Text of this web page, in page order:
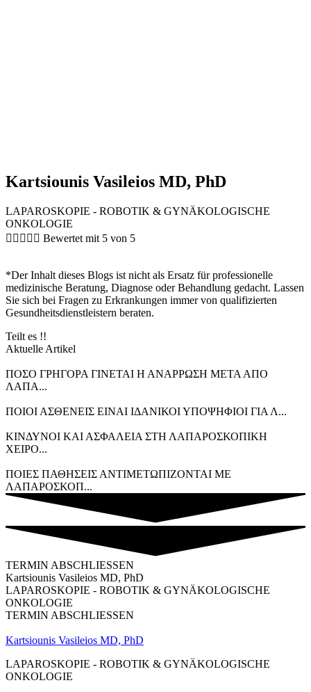
Kartsiounis Vasileios MD, PhD
LAPAROSKOPIE - ROBOTIK & GYNÄKOLOGISCHE
ONKOLOGIE
     Bewertet mit 5 von 5
*Der Inhalt dieses Blogs ist nicht als Ersatz für professionelle
medizinische Beratung, Diagnose oder Behandlung gedacht. Lassen
Sie sich bei Fragen zu Erkrankungen immer von qualifizierten
Gesundheitsdienstleistern beraten.
Teilt es !!
Aktuelle Artikel
ΠΟΣΟ ΓΡΗΓΟΡΑ ΓΙΝΕΤΑΙ Η ΑΝΑΡΡΩΣΗ ΜΕΤΑ ΑΠΟ
ΛΑΠΑ...
ΠΟΙΟΙ ΑΣΘΕΝΕΙΣ ΕΙΝΑΙ ΙΔΑΝΙΚΟΙ ΥΠΟΨΗΦΙΟΙ ΓΙΑ Λ...
ΚΙΝΔΥΝΟΙ ΚΑΙ ΑΣΦΑΛΕΙΑ ΣΤΗ ΛΑΠΑΡΟΣΚΟΠΙΚΗ
ΧΕΙΡΟ...
ΠΟΙΕΣ ΠΑΘΗΣΕΙΣ ΑΝΤΙΜΕΤΩΠΙΖΟΝΤΑΙ ΜΕ
ΛΑΠΑΡΟΣΚΟΠ...
TERMIN ABSCHLIESSEN
Kartsiounis Vasileios MD, PhD
LAPAROSKOPIE - ROBOTIK & GYNÄKOLOGISCHE
ONKOLOGIE
TERMIN ABSCHLIESSEN
Kartsiounis Vasileios MD, PhD
LAPAROSKOPIE - ROBOTIK & GYNÄKOLOGISCHE
ONKOLOGIE